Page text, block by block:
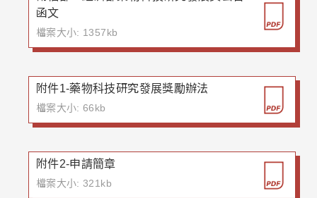
函文
檔案大小: 1357kb
附件1-藥物科技研究發展獎勵辦法
檔案大小: 66kb
附件2-申請簡章
檔案大小: 321kb